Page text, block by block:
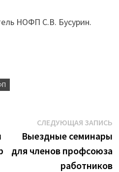
НОФП С.В. Бусурин.
СЛЕДУЮЩАЯ ЗАПИСЬ
Выездные семинары
для членов профсоюза
работников